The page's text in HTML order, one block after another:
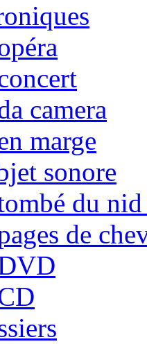
camera
marge
sonore
du
de